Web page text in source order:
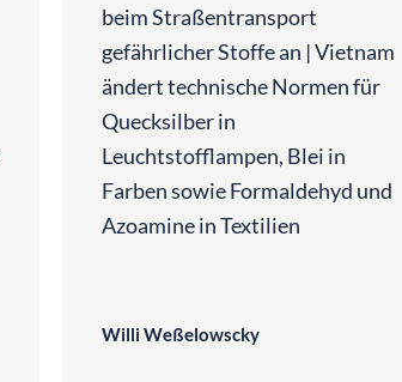
beim Straßentransport
gefährlicher Stoffe an | Vietnam
ändert technische Normen für
Quecksilber in
Leuchtstofflampen, Blei in
Farben sowie Formaldehyd und
Azoamine in Textilien
Willi Weßelowscky